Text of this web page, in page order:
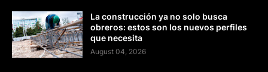
La construcción ya no solo busca
obreros: estos son los nuevos perfiles
que necesita
August 04, 2026